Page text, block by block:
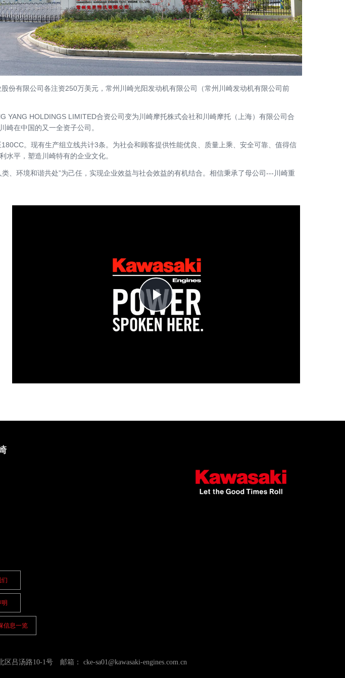
有限公司各注资250万美元，常州川崎光阳发动机有限公司（常州川崎发动机有限公司前
HOLDINGS LIMITED合资公司变为川崎摩托株式会社和川崎摩托（上海）有限公司合
崎在中国的又一全资子公司。
。现有生产组立线共计3条。为社会和顾客提供性能优良、质量上乘、安全可靠、值得信
平，塑造川崎特有的企业文化。
环境和谐共处”为己任，实现企业效益与社会效益的有机结合。相信秉承了母公司---川崎重
Play
Video
区吕汤路10-1号 邮箱： cke-sa01@kawasaki-engines.com.cn
们
信息一览